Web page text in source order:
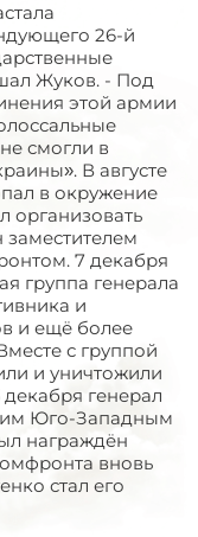
26-й
Жуков. - Под
этой армии
смогли в
В августе
в окружение
организовать
7 декабря
группа генерала
и
и ещё более
с группой
и уничтожили
генерал
Юго-Западным
награждён
вновь
стал его